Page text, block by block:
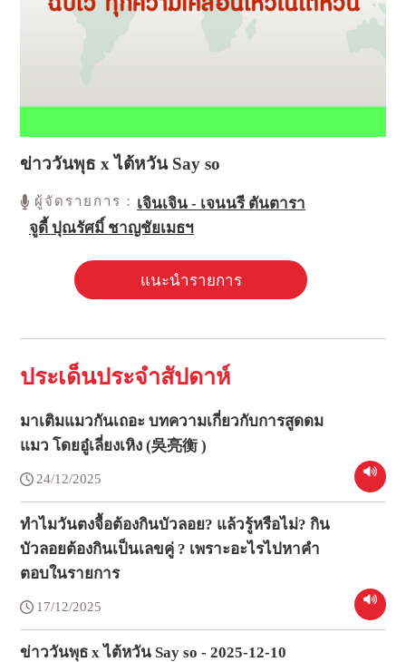
ข่าววันพุธ x ไต้หวัน Say so
ผู้จัดรายการ： เจินเจิน - เจนนรี ตันตารา
จูดี้ ปุณรัศมิ์ ชาญชัยเมธฯ
แนะนำรายการ
ประเด็นประจำสัปดาห์
มาเติมแมวกันเถอะ บทความเกี่ยวกับการสูดดม
แมว โดยอู๋เลี่ยงเหิง (吳亮衡 )
24/12/2025
ทำไมวันตงจื้อต้องกินบัวลอย? แล้วรู้หรือไม่? กิน
บัวลอยต้องกินเป็นเลขคู่ ? เพราะอะไรไปหาคำ
ตอบในรายการ
17/12/2025
ข่าววันพุธ x ไต้หวัน Say so - 2025-12-10